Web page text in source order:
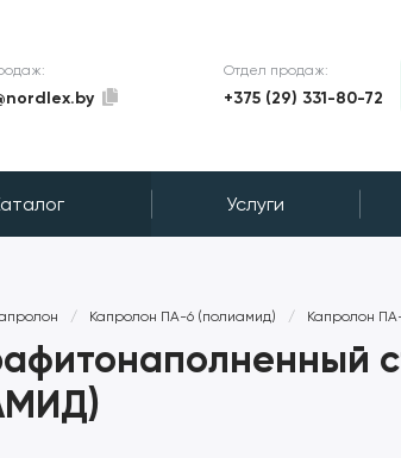
Отдел продаж:
+375 (29) 331-80-72
Услуги
/ Капролон ПА-6 (полиамид) / Капролон